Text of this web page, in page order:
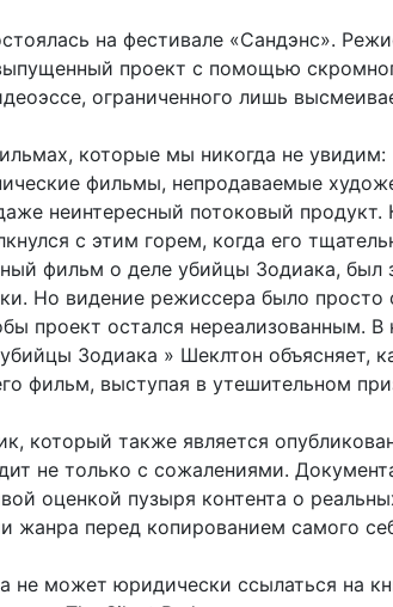
на фестивале «Сандэнс».
проект с помощью
ограниченного лишь
которые мы никогда не увидим:
фильмы, непродаваемые
неинтересный потоковый продукт.
с этим горем, когда его
фильм о деле убийцы Зодиака, был
Но видение режиссера было
проект остался нереализованным. В
Зодиака » Шеклтон объясняет,
фильм, выступая в утешительном
который также является
не только с сожалениями.
оценкой пузыря контента о
жанра перед копированием самого
не может юридически ссылаться на